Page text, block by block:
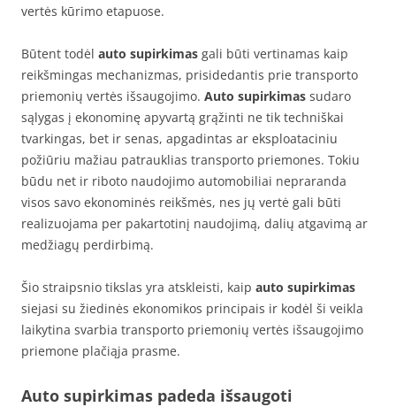
vertės kūrimo etapuose.
Būtent todėl auto supirkimas gali būti vertinamas kaip
reikšmingas mechanizmas, prisidedantis prie transporto
priemonių vertės išsaugojimo. Auto supirkimas sudaro
sąlygas į ekonominę apyvartą grąžinti ne tik techniškai
tvarkingas, bet ir senas, apgadintas ar eksploataciniu
požiūriu mažiau patrauklias transporto priemones. Tokiu
būdu net ir riboto naudojimo automobiliai nepraranda
visos savo ekonominės reikšmės, nes jų vertė gali būti
realizuojama per pakartotinį naudojimą, dalių atgavimą ar
medžiagų perdirbimą.
Šio straipsnio tikslas yra atskleisti, kaip auto supirkimas
siejasi su žiedinės ekonomikos principais ir kodėl ši veikla
laikytina svarbia transporto priemonių vertės išsaugojimo
priemone plačiąja prasme.
Auto supirkimas padeda išsaugoti